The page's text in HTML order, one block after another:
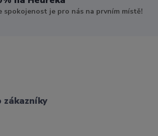
spokojenost je pro nás na prvním místě!
zákazníky